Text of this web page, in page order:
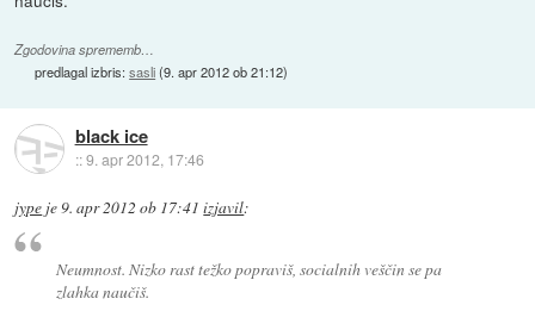
Zgodovina sprememb…
predlagal izbris:sasli(9. apr 2012 ob 21:12)
black ice
::9. apr 2012, 17:46
jype je9. apr 2012 ob 17:41 izjavil:
Neumnost. Nizko rast težko popraviš, socialnih veščin se pa
zlahka naučiš.